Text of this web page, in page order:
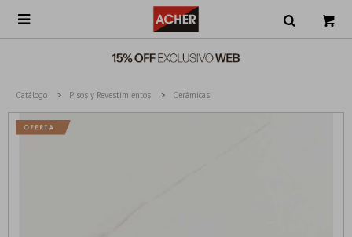

Catálogo Pisos y Revestimientos Cerámicas